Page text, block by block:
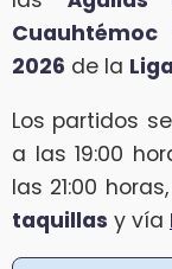
Cuauhtémoc
2026 de la
Los partidos
a las 19:00
las 21:00
taquillas y vía